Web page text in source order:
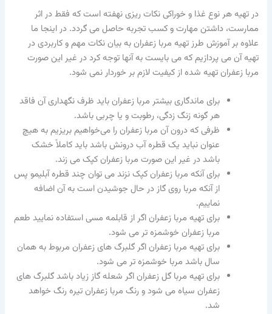
در تهیه هر نوع غذا و خوراکی نکات ریزی نهفته است که فقط در اثر
ممارست، داشتن مهارت و کسب تجربه حاصل می گردد. در اینجا ما
علاوه بر آموزش طرز تهیه مربا زعفران به بیان نکات مهم و کاربردی در
تهیه آن می پردازیم که می بایست به آنها توجه کرد در غیر این صورت
مربا زعفران تهیه شده از کیفیت لازم بر خوردار نمی شود.
برای ماندگاری بیشتر مربا زعفران باید ظرف نگهداری آن فاقد
هر گونه زنگ زدگی، رطوبت و یا چربی باشد.
ظرفی که درون آن مربا زعفران را می‌خواهیم بریزیم به هیچ
عنوان نباید یک قطره آب درونش باشد باید کاملاً خشک
باشد در غیر این صورت مربا زعفران کپک می زند.
برای آنکه مربا زعفران کپک نزند می توان چند قطره آبلیمو پس
از آنکه مربا روی گاز در حال جوشیدن است به آن اضافه
نماییم.
برای تهیه مربا زعفران اگر از قابلمه مسی استفاده نمایید طعم
مربا زعفران خوشمزه تر می شود.
برای تهیه مربا زعفران اگر گلبرگ های زعفران مربوط به همان
سال باشد مربا خوشمزه تر می شود.
برای تهیه مربا گل زعفران اگر شعله گاز زیاد باشد گلبرگ های
زعفران سیاه می شود و رنگ مربا زعفران تیره رنگ خواهد
شد.